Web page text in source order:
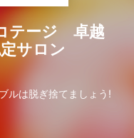
テージ 卓越
サロン
は脱ぎ捨てましょう!